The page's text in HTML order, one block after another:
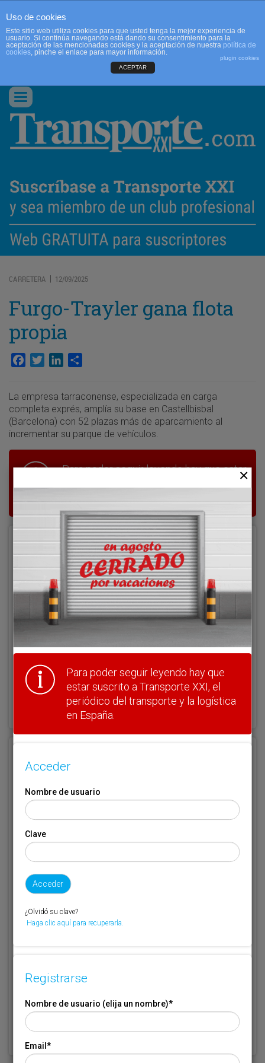
CONTACTO
Conmutar
navegación
CARRETERA | 12/09/2025
Furgo-Trayler gana flota
propia
Facebook
TwitterLinkedIn
La empresa tarraconense, especializada en carga
completa exprés, amplía su base en Castellbisbal
(Barcelona) con 52 plazas más de aparcamiento al
incrementar su parque de vehículos.
Para poder seguir leyendo hay que estar
Nombre de usuario
Clave
¿Olvidó su clave?
Haga clic aquí para recuperarla.
Registrarse
Si no recuerda o no tiene a mano su código de suscriptor llame al
teléfono 944 400 000 y se lo recordaremos.
Por favor indique que ha leído y está de acuerdo con las
Uso de cookies
Este sitio web utiliza cookies para que usted tenga la mejor experiencia de
usuario. Si continúa navegando está dando su consentimiento para la
aceptación de las mencionadas cookies y la aceptación de nuestra política de
cookies, pinche el enlace para mayor información.
plugin cookies
ACEPTAR
Para poder seguir leyendo hay que
estar suscrito a Transporte XXI, el
periódico del transporte y la logística
en España.
Acceder
Nombre de usuario
Clave
¿Olvidó su clave?
Haga clic aquí para recuperarla.
Registrarse
Nombre de usuario (elija un nombre)*
Email*